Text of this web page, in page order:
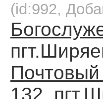
(id:992,
132,